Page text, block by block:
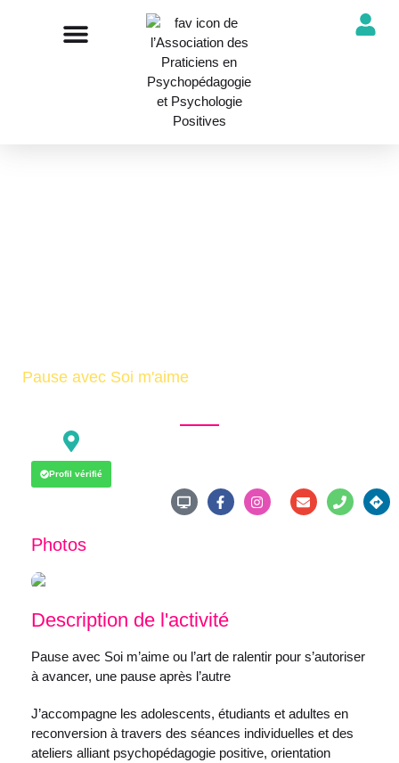
Pause avec Soi m'aime
Profil vérifié
Photos
Description de l'activité
Pause avec Soi m’aime ou l’art de ralentir pour s’autoriser
à avancer, une pause après l’autre
J’accompagne les adolescents, étudiants et adultes en
reconversion à travers des séances individuelles et des
ateliers alliant psychopédagogie positive, orientation